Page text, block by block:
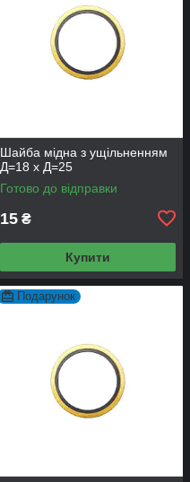
Шайба мідна з ущільненням
Д=18 х Д=25
Готово до відправки
15 ₴
Купити
Подарунок